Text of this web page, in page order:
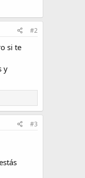
#2
si te
y
#3